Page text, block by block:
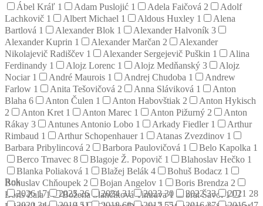
Ábel Kráľ 1 Adam Puslojić 1 Adela Faičová 2
Adolf
Lachkovič 1 Albert Michael 1 Aldous Huxley 1
Alena
Bartlová 1 Alexander Blok 1 Alexander Halvoník 3
Alexander Kuprin 1 Alexander Marčan 2
Alexander
Nikolajevič Radiščev 1 Alexander Sergejevič Puškin 1
Alina
Ferdinandy 1 Alojz Lorenc 1 Alojz Medňanský 3
Alojz
Nociar 1 André Maurois 1 Andrej Chudoba 1
Andrew
Farlow 1 Anita Tešovičová 2 Anna Sláviková 1
Anton
Blaha 6 Anton Čulen 1 Anton Habovštiak 2
Anton Hykisch
2
Anton Kret 1 Anton Marec 1 Anton Pižurný 2
Anton
Rákay 3 Antunes Antonio Lobo 1 Arkady Fiedler 1
Arthur
Rimbaud 1 Arthur Schopenhauer 1 Atanas Zvezdinov 1
Barbara Pribylincová 2 Barbora Paulovičová 1 Belo Kapolka 1
Berco Trnavec 8 Blagoje Ž. Popovič 1 Blahoslav Hečko 1
Blanka Poliaková 1 Blažej Belák 4 Bohuš Bodacz 1
Bohuslav Chňoupek 2 Bojan Angelov 1 Boris Brendza 2
Boris Zala1 Božena Slančíková Timrava1 brat Šavol1
Rok
202617 202526 202431 202330 202233 2021 28